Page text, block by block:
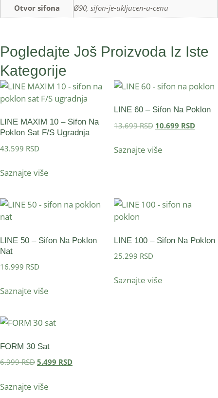
Otvor sifona
Ø90, sifon-je-ukljucen-u-cenu
Pogledajte Još Proizvoda Iz Iste
Kategorije
LINE MAXIM 10 – Sifon Na
Poklon Sat F/S Ugradnja
43.599 RSD
Saznajte više
LINE 60 – Sifon Na Poklon
13.699RSD 10.699 RSD
Saznajte više
LINE 50 – Sifon Na Poklon
Nat
16.999 RSD
Saznajte više
LINE 100 – Sifon Na Poklon
25.299 RSD
Saznajte više
FORM 30 Sat
6.999RSD 5.499 RSD
Saznajte više